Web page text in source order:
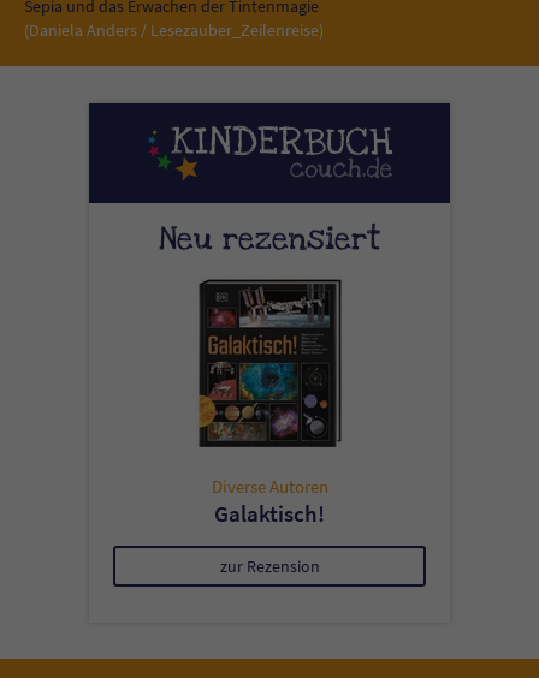
Sepia und das Erwachen der Tintenmagie
(Daniela Anders / Lesezauber_Zeilenreise)
Neu rezensiert
Diverse Autoren
Galaktisch!
zur Rezension
Sicherheitscode des Kontaktformulars zu
überprüfen.